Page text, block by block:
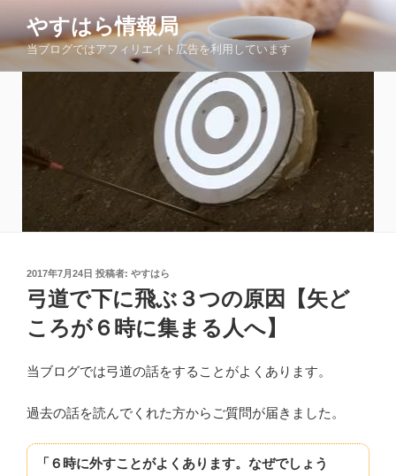
テ
ン
やすはら情報局
当ブログではアフィリエイト広告を利用しています
投
稿
日:
2017年7月24日 投稿者: やすはら
弓道で下に飛ぶ３つの原因【矢ど
ころが６時に集まる人へ】
当ブログでは弓道の話をすることがよくあります。
過去の話を読んでくれた方からご質問が届きました。
「６時に外すことがよくあります。なぜでしょう